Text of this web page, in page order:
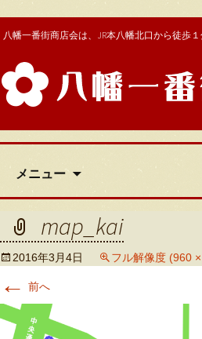
八幡一番街商店会
八幡一番街商店会は、JR本八幡北口から徒歩
メニュー
テ
ツ
へ
移
map_kai
2016年3月4日 フル解像度 (960
← 前へ